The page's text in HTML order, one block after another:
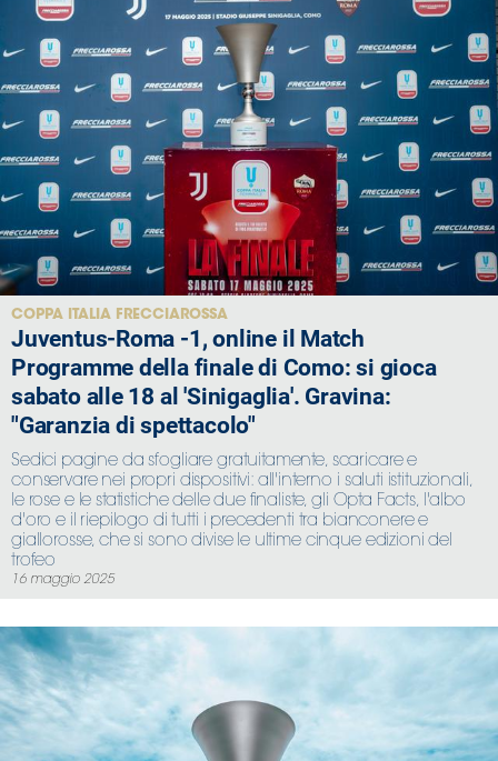
COPPA ITALIA FRECCIAROSSA
Juventus-Roma -1, online il Match
Programme della finale di Como: si gioca
sabato alle 18 al 'Sinigaglia'. Gravina:
"Garanzia di spettacolo"
Sedici pagine da sfogliare gratuitamente, scaricare e
conservare nei propri dispositivi: all'interno i saluti istituzionali,
le rose e le statistiche delle due finaliste, gli Opta Facts, l'albo
d'oro e il riepilogo di tutti i precedenti tra bianconere e
giallorosse, che si sono divise le ultime cinque edizioni del
trofeo
16 maggio 2025